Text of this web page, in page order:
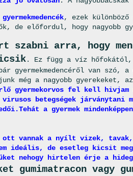
, ezek különböző
de előfordul, hogy nagyobb
szabni arra, hogy
. Ez függ a víz
gyermekmedencéről van szó, a
még a nagyobb
gyermekorvos fel kell
betegségek járványtani
a gyermek
ott vannak a nyílt vizek,
ideális, de esetleg kicsit
nehogy hirtelen érje a
gumimatracon vagy